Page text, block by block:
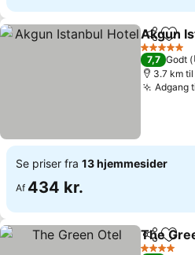
Del Føj
Akgun
5 Stjerner
7,7 Godt
3.7 km
Adgang
Se priser fra 13 hjemmesider
Af 434 kr.
Del Føj
The